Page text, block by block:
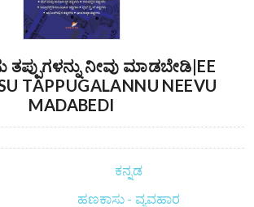
ನೀವು ಮಾಡಬೇಡಿ|EE
TAPPUGALANNU NEEVU
MADABEDI
ಕನ್ನಡ
ಹಣಕಾಸು - ವ್ಯವಹಾರ